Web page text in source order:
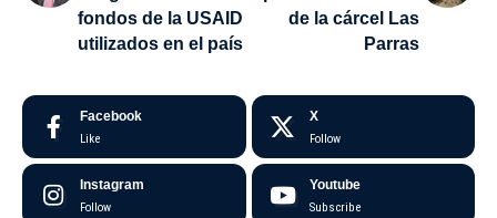
fondos de la USAID
utilizados en el país
de la cárcel Las
Parras
Facebook
Like
X
Follow
Instagram
Follow
Youtube
Subscribe